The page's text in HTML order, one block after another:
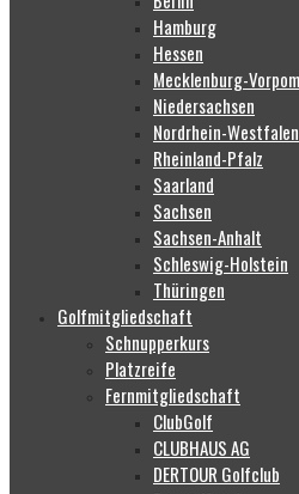
Hamburg
Hessen
Mecklenburg-
Niedersachsen
Nordrhein-Westfalen
Rheinland-Pfalz
Saarland
Sachsen
Sachsen-Anhalt
Schleswig-Holstein
Thüringen
Golfmitgliedschaft
Schnupperkurs
Platzreife
Fernmitgliedschaft
ClubGolf
CLUBHAUS AG
DERTOUR Golfclub